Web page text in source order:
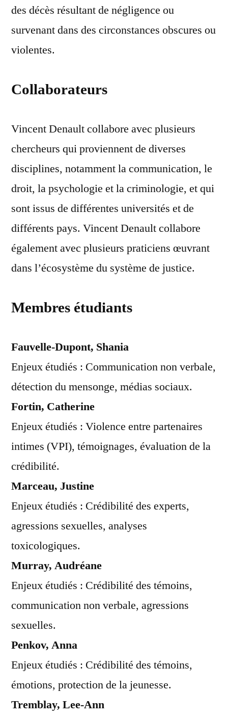
des décès résultant de négligence ou
survenant dans des circonstances obscures ou
violentes.
Collaborateurs
Vincent Denault collabore avec plusieurs
chercheurs qui proviennent de diverses
disciplines, notamment la communication, le
droit, la psychologie et la criminologie, et qui
sont issus de différentes universités et de
différents pays. Vincent Denault collabore
également avec plusieurs praticiens œuvrant
dans l’écosystème du système de justice.
Membres étudiants
Fauvelle-Dupont, Shania
Enjeux étudiés : Communication non verbale,
détection du mensonge, médias sociaux.
Fortin, Catherine
Enjeux étudiés : Violence entre partenaires
intimes (VPI), témoignages, évaluation de la
crédibilité.
Marceau, Justine
Enjeux étudiés : Crédibilité des experts,
agressions sexuelles, analyses
toxicologiques.
Murray, Audréane
Enjeux étudiés : Crédibilité des témoins,
communication non verbale, agressions
sexuelles.
Penkov, Anna
Enjeux étudiés : Crédibilité des témoins,
émotions, protection de la jeunesse.
Tremblay, Lee-Ann